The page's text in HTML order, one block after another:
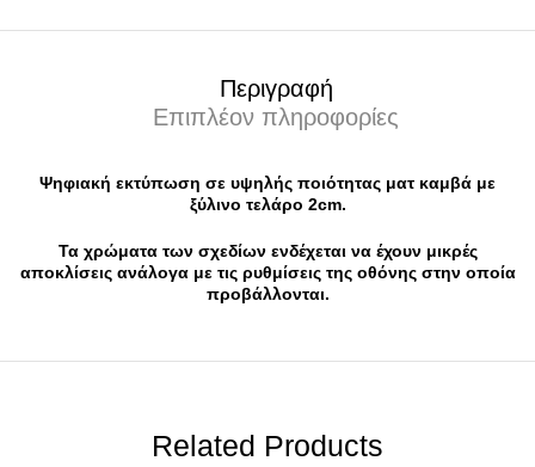
Περιγραφή
Επιπλέον πληροφορίες
Ψηφιακή εκτύπωση σε υψηλής ποιότητας ματ καμβά με
ξύλινο τελάρο 2cm.
Τα χρώματα των σχεδίων ενδέχεται να έχουν μικρές
αποκλίσεις ανάλογα με τις ρυθμίσεις της οθόνης στην οποία
προβάλλονται.
Related Products